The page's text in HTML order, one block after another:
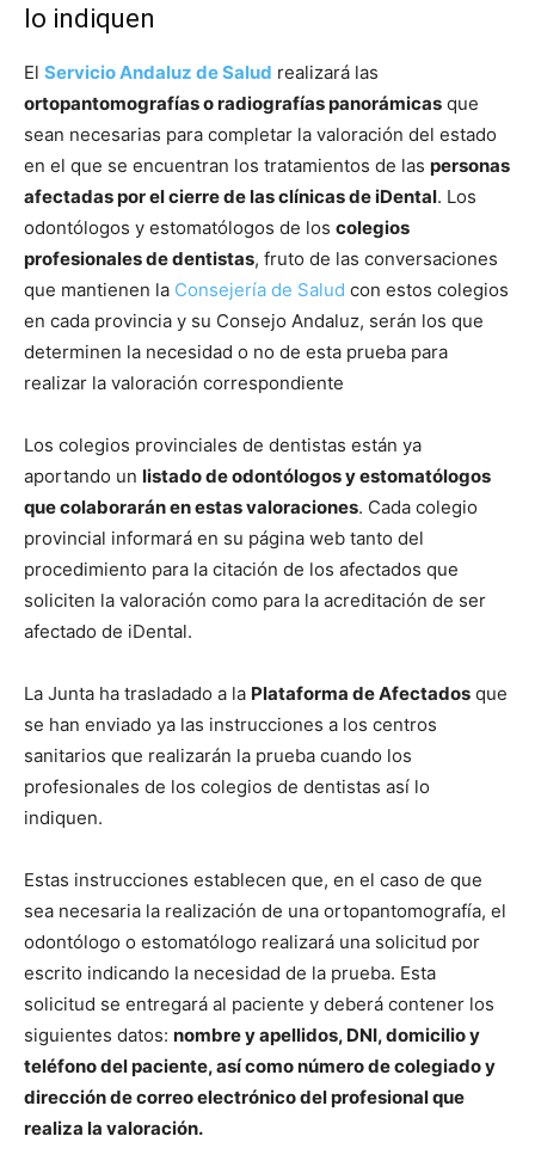
lo indiquen
El Servicio Andaluz de Salud realizará las
ortopantomografías o radiografías panorámicas que
sean necesarias para completar la valoración del estado
en el que se encuentran los tratamientos de las personas
afectadas por el cierre de las clínicas de iDental. Los
odontólogos y estomatólogos de los colegios
profesionales de dentistas, fruto de las conversaciones
que mantienen la Consejería de Salud con estos colegios
en cada provincia y su Consejo Andaluz, serán los que
determinen la necesidad o no de esta prueba para
realizar la valoración correspondiente
Los colegios provinciales de dentistas están ya
aportando un listado de odontólogos y estomatólogos
que colaborarán en estas valoraciones. Cada colegio
provincial informará en su página web tanto del
procedimiento para la citación de los afectados que
soliciten la valoración como para la acreditación de ser
afectado de iDental.
La Junta ha trasladado a la Plataforma de Afectados que
se han enviado ya las instrucciones a los centros
sanitarios que realizarán la prueba cuando los
profesionales de los colegios de dentistas así lo
indiquen.
Estas instrucciones establecen que, en el caso de que
sea necesaria la realización de una ortopantomografía, el
odontólogo o estomatólogo realizará una solicitud por
escrito indicando la necesidad de la prueba. Esta
solicitud se entregará al paciente y deberá contener los
siguientes datos: nombre y apellidos, DNI, domicilio y
teléfono del paciente, así como número de colegiado y
dirección de correo electrónico del profesional que
realiza la valoración.